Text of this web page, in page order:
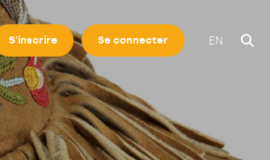
S'inscrire Se connecter EN